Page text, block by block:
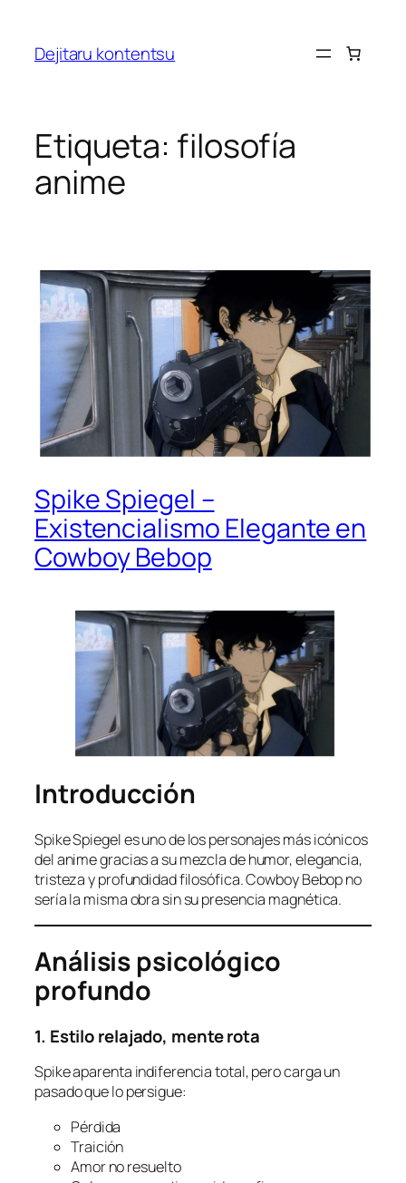
contenido
Dejitaru kontentsu
Etiqueta: filosofía
anime
Spike Spiegel –
Existencialismo Elegante en
Cowboy Bebop
Introducción
Spike Spiegel es uno de los personajes más icónicos
del anime gracias a su mezcla de humor, elegancia,
tristeza y profundidad filosófica. Cowboy Bebop no
sería la misma obra sin su presencia magnética.
Análisis psicológico
profundo
1. Estilo relajado, mente rota
Spike aparenta indiferencia total, pero carga un
pasado que lo persigue:
Pérdida
Traición
Amor no resuelto